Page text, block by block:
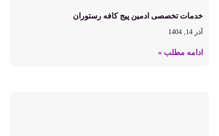
خدمات تخصصی ادمین پیج کافه رستوران
آذر 14, 1404
ادامه مطلب »